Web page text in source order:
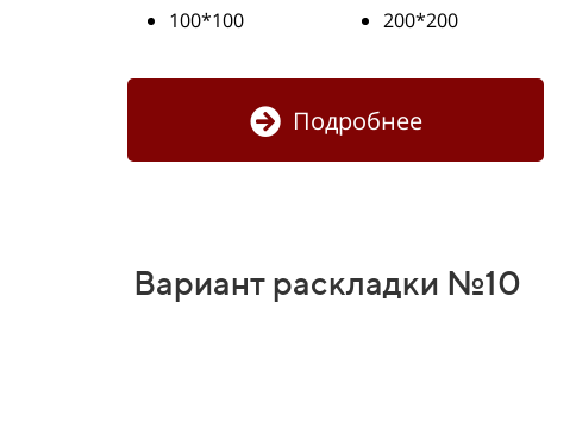
100*100
200*200
Подробнее
Вариант раскладки №10